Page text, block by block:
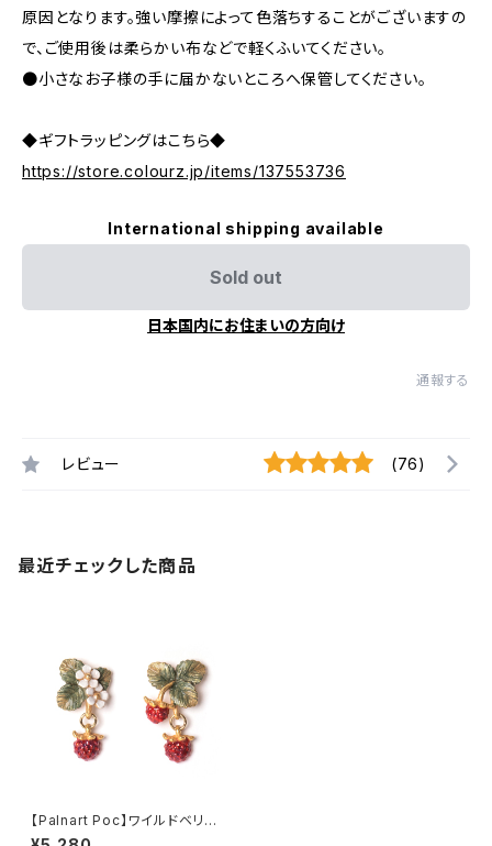
原因となります。強い摩擦によって色落ちすることがございますの
で、ご使用後は柔らかい布などで軽くふいてください。
●小さなお子様の手に届かないところへ保管してください。
◆ギフトラッピングはこちら◆
https://store.colourz.jp/items/137553736
International shipping available
Sold out
日本国内にお住まいの方向け
通報する
レビュー (76)
最近チェックした商品
【Palnart Poc】ワイルドベリー
ピアス